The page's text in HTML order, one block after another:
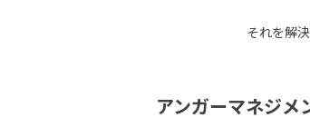
それを解
アンガーマネジメ